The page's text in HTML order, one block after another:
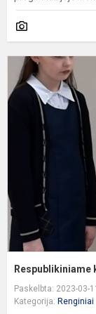
Respublikiniame
Paskelbta: 2023-03-11
Kategorija: Renginiai